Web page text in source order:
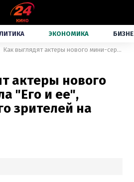
ЭКОНОМИКА
Как выглядят актеры нового мини-сериала "Его и ее", захватившего зрителей на Netflix
актеры нового
"Его и ее",
зрителей на